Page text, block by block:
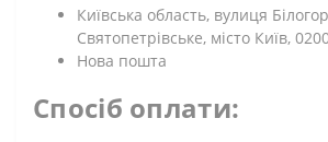
Київська область, вулиця
Святопетрівське, місто Київ,
Нова пошта
Спосіб оплати: